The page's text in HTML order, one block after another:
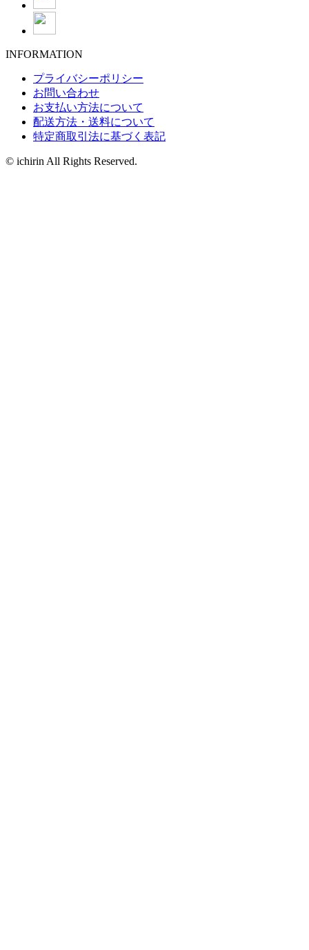
INFORMATION
プライバシーポリシー
お問い合わせ
お支払い方法について
配送方法・送料について
特定商取引法に基づく表記
© ichirin All Rights Reserved.